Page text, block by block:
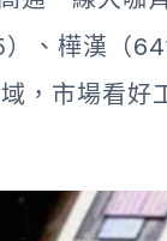
、樺漢（
，市場看